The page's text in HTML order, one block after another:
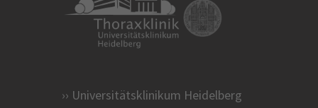
Universitätsklinikum Heidelberg